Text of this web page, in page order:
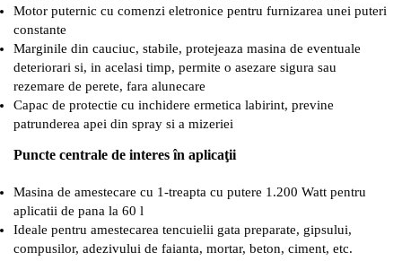
Motor puternic cu comenzi eletronice pentru furnizarea unei puteri
constante
Marginile din cauciuc, stabile, protejeaza masina de eventuale
deteriorari si, in acelasi timp, permite o asezare sigura sau
rezemare de perete, fara alunecare
Capac de protectie cu inchidere ermetica labirint, previne
patrunderea apei din spray si a mizeriei
Puncte centrale de interes în aplicaţii
Masina de amestecare cu 1-treapta cu putere 1.200 Watt pentru
aplicatii de pana la 60 l
Ideale pentru amestecarea tencuielii gata preparate, gipsului,
compusilor, adezivului de faianta, mortar, beton, ciment, etc.